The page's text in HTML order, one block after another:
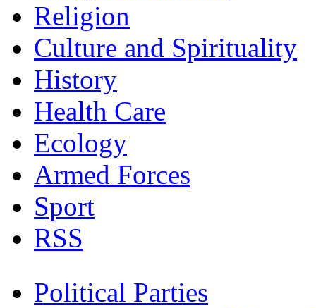
Religion
Culture and Spirituality
History
Health Care
Ecology
Armed Forces
Sport
RSS
Political Parties